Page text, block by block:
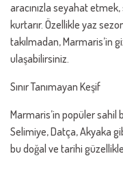
aracınızla seyahat
kurtarır. Özellikle yaz
takılmadan, Marmaris’in
ulaşabilirsiniz.
Sınır Tanımayan Keşif
Marmaris’in popüler sahil
Selimiye, Datça, Akyaka
bu doğal ve tarihi